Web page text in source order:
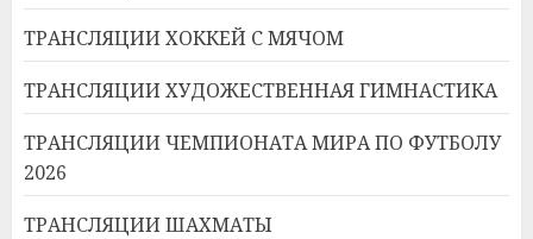
ТРАНСЛЯЦИИ ХОККЕЙ С МЯЧОМ
ТРАНСЛЯЦИИ ХУДОЖЕСТВЕННАЯ ГИМНАСТИКА
ТРАНСЛЯЦИИ ЧЕМПИОНАТА МИРА ПО ФУТБОЛУ
2026
ТРАНСЛЯЦИИ ШАХМАТЫ